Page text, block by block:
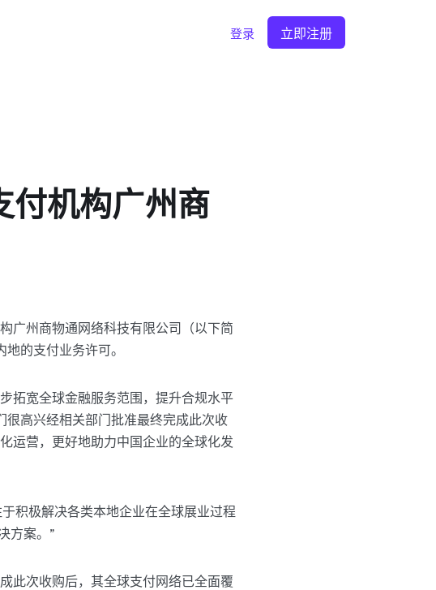
登录 立即注册
机构广州商
广州商物通网络科技有限公司（以下简
的支付业务许可。
拓宽全球金融服务范围，提升合规水平
很高兴经相关部门批准最终完成此次收
运营，更好地助力中国企业的全球化发
积极解决各类本地企业在全球展业过程
方案。”
此次收购后，其全球支付网络已全面覆